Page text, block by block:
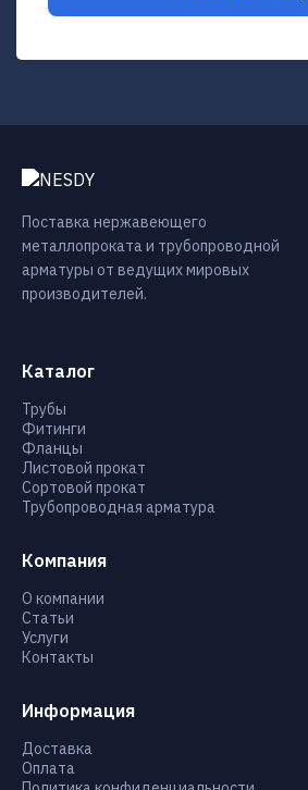
Поставка нержавеющего
металлопроката и трубопроводной
арматуры от ведущих мировых
производителей.
Каталог
Трубы
Фитинги
Фланцы
Листовой прокат
Сортовой прокат
Трубопроводная арматура
Компания
О компании
Статьи
Услуги
Контакты
Информация
Доставка
Оплата